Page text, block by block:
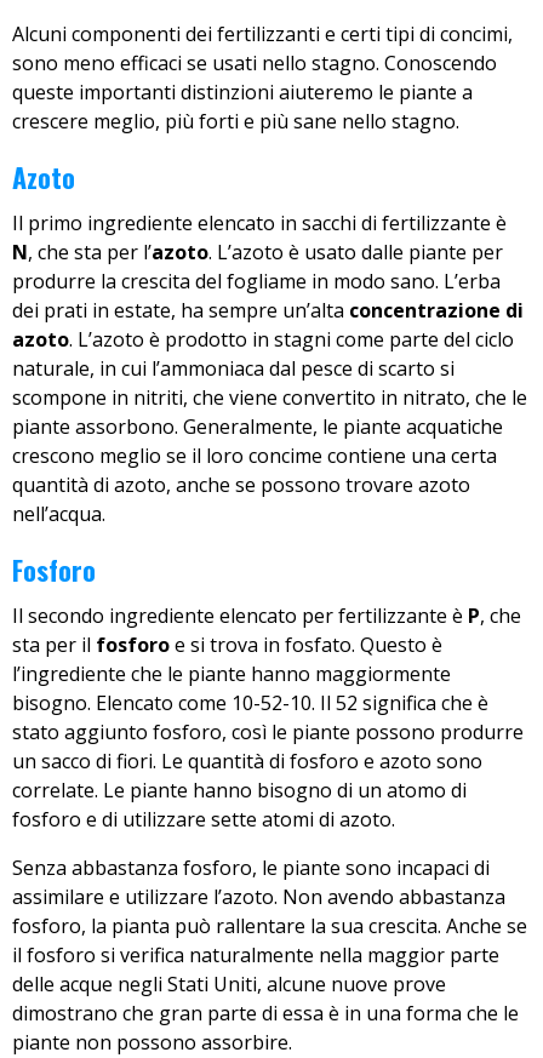
Alcuni componenti dei fertilizzanti e certi tipi di concimi,
sono meno efficaci se usati nello stagno. Conoscendo
queste importanti distinzioni aiuteremo le piante a
crescere meglio, più forti e più sane nello stagno.
Azoto
Il primo ingrediente elencato in sacchi di fertilizzante è
N, che sta per l’azoto. L’azoto è usato dalle piante per
produrre la crescita del fogliame in modo sano. L’erba
dei prati in estate, ha sempre un’alta concentrazione di
azoto. L’azoto è prodotto in stagni come parte del ciclo
naturale, in cui l’ammoniaca dal pesce di scarto si
scompone in nitriti, che viene convertito in nitrato, che le
piante assorbono. Generalmente, le piante acquatiche
crescono meglio se il loro concime contiene una certa
quantità di azoto, anche se possono trovare azoto
nell’acqua.
Fosforo
Il secondo ingrediente elencato per fertilizzante è P, che
sta per il fosforoe si trova in fosfato. Questo è
l’ingrediente che le piante hanno maggiormente
bisogno. Elencato come 10-52-10. Il 52 significa che è
stato aggiunto fosforo, così le piante possono produrre
un sacco di fiori. Le quantità di fosforo e azoto sono
correlate. Le piante hanno bisogno di un atomo di
fosforo e di utilizzare sette atomi di azoto.
Senza abbastanza fosforo, le piante sono incapaci di
assimilare e utilizzare l’azoto. Non avendo abbastanza
fosforo, la pianta può rallentare la sua crescita. Anche se
il fosforo si verifica naturalmente nella maggior parte
delle acque negli Stati Uniti, alcune nuove prove
dimostrano che gran parte di essa è in una forma che le
piante non possono assorbire.